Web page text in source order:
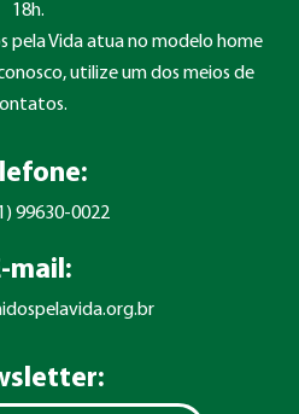
18h.
Vida atua no modelo home
utilize um dos meios de
99630-0022
mail: